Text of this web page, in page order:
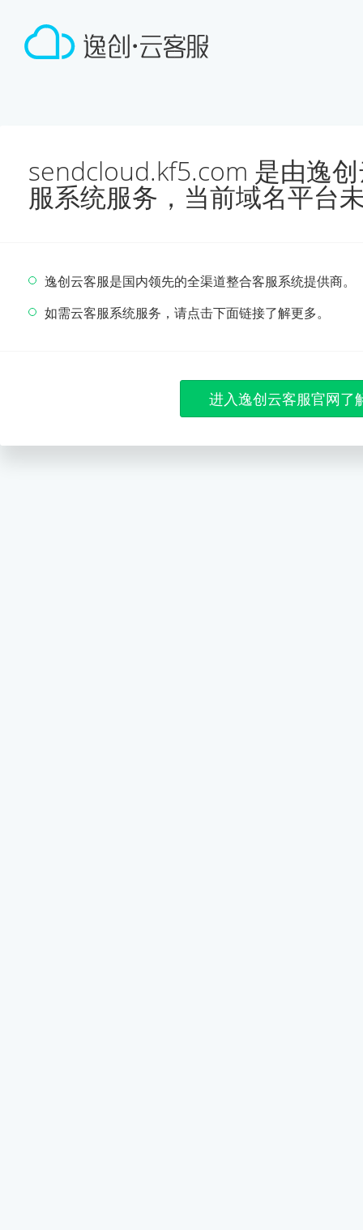
sendcloud.kf5.com 是由逸
服系统服务，当前域名平台
逸创云客服是国内领先的全渠道整合客服系统提供商。
如需云客服系统服务，请点击下面链接了解更多。
进入逸创云客服官网了